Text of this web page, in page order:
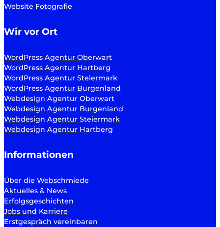
Website Fotografie
Wir vor Ort
WordPress Agentur Oberwart
WordPress Agentur Hartberg
WordPress Agentur Steiermark
WordPress Agentur Burgenland
Webdesign Agentur Oberwart
Webdesign Agentur Burgenland
Webdesign Agentur Steiermark
Webdesign Agentur Hartberg
Informationen
Über die Webschmiede
Aktuelles & News
Erfolgsgeschichten
Jobs und Karriere
Erstgespräch vereinbaren